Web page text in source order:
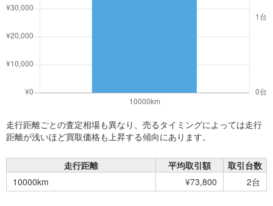
走行距離ごとの査定相場も異なり、売るタイミングによっては走行
距離が浅いほど買取価格も上昇する傾向にあります。
走行距離 平均取引額
取引台数
10000km
¥73,800 2台